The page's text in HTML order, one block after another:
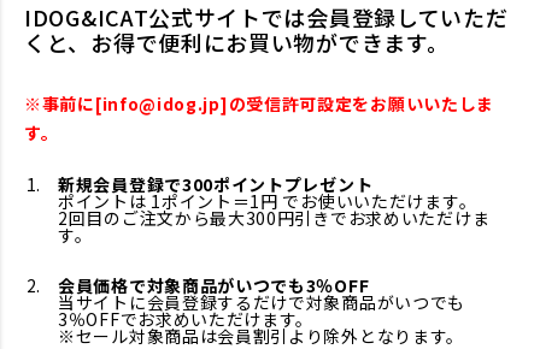
IDOG&ICAT公式サイトでは会員登録していただ
くと、お得で便利にお買い物ができます。
※事前に[info@idog.jp]の受信許可設定をお願いいたしま
す。
新規会員登録で300ポイントプレゼント
ポイントは 1ポイント＝1円 でお使いいただけます。
2回目のご注文から最大300円引きでお求めいただけま
す。
会員価格で対象商品がいつでも3％OFF
当サイトに会員登録するだけで対象商品がいつでも
3％OFFでお求めいただけます。
※セール対象商品は会員割引より除外となります。